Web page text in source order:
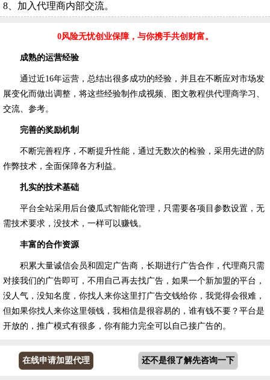
8、加入代理商内部交流。
0风险无忧创业保障，与你携手共创财富。
成熟的运营经验
通过近16年运营，总结出很多成功的经验，并且在不断应对市场发
展变化而做出调整，将这些经验制作成视频、图文教程供代理商学习、
交流、参考。
完善的奖励机制
不断完善程序，不断提升性能，通过无数次的检验，采用先进的防
作弊技术，全面保障各方利益。
扎实的技术基础
平台全站采用后台傻瓜式智能化管理，只需要各项目参数设置，无
需技术要求，没技术，一样可以赚钱。
丰富的合作资源
积累大量诚信会员和固定广告商，长期进行广告合作，代理商只需
对接我们的广告即可，不用自己再去找广告，如果一个新加盟的平台，
没人气，没知名度，你找人来你这里打广告交钱给你，我觉得会很难，
但如果你找人来你这里领钱，我相信是很容易的，谁有钱不要？平台是
开放的，推广模式有很多，你有能力完全可以自己接广告的。
在线申请加盟代理 还不是很了解先咨询一下